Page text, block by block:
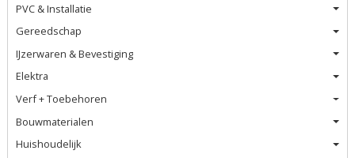
PVC & Installatie
Gereedschap
IJzerwaren & Bevestiging
Elektra
Verf + Toebehoren
Bouwmaterialen
Huishoudelijk